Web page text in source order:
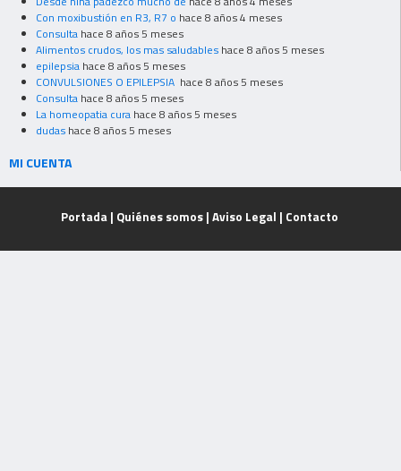
Con moxibustión en R3, R7 o hace 8 años 4 meses
Consulta hace 8 años 5 meses
Alimentos crudos, los mas saludables hace 8 años 5 meses
epilepsia hace 8 años 5 meses
CONVULSIONES O EPILEPSIA hace 8 años 5 meses
Consulta hace 8 años 5 meses
La homeopatia cura hace 8 años 5 meses
dudas hace 8 años 5 meses
MI CUENTA
Portada | Quiénes somos| Aviso Legal | Contacto